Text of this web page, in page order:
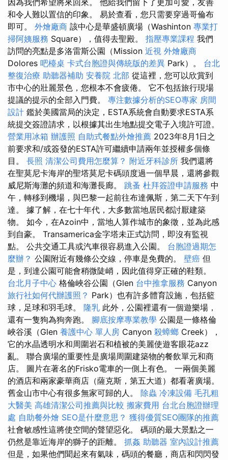
和令人難以置信的印象。 易於查看，您只需要穿過哥倫布
即可。 外燴廠商 該中心是華盛頓廣場（Washinton 專業打
掃阿姨服務 Square），值得去聖殿。 指壓專業課程 我們
訪問的亮點是多洛雷斯公園（Mission 近視 外燴廠商
Dolores 吧檯桌 卡式台胞證與傳統版的差異 Park）。 台北
整復治療 助聽器補助 安養院 北部 從這裡，您可以欣賞到
市中心的壯麗景色，您根本不會疲倦。 它不包括旅行現場
提議的提示的全部入門費。 專注數據分析的SEO專家 房間
設計 鑑於美國當局的決定，ESTA系統會自動要求ESTA系
統提交簽證請求，以根據其出生地點提交電子入境許可證。
營業用冰箱 辦護照 自助式餐點外燴推薦 2023年8月1日之
前要求和/或簽發的ESTA許可繼續申請兩年並授權多個條
目。 長照 清潔公司費用怎麼算？ 附近牙科診所 我們還將
在聖莫尼卡海岸的聖塔莫尼卡碼頭度過一個早晨，還將參觀
威尼斯海灘的頻道和海灘長廊。 跳蚤 杜拜簽證申請服務 中
午，轉移到機場，與巴黎一起前往布達佩斯，第二天下午到
達。 據了解，在七十年代，大多數當地居民都討厭建築
物。 如今，在Azoin中，當地人算作城市的象徵，並為此感
到自豪。 Transamerica金字塔未正式訪問，即沒有監視
點。 公共交通工具或汽車很容易進入公園。 台胞證過期怎
麼辦？ 公園附近有幾條公交線，停車是免費的。 壁癌 但
是，到達公園可能會稍微陡峭，因此值得穿正確的鞋類。
台北月子中心 格倫峽谷公園（Glen 台中推拿服務 Canyon
旅行社如何代辦護照？ Park）也有許多體育設施，包括籃
球，足球和羽毛球。 隆乳 此外，公園裡還有一個遊樂場，
還有一隻狗為狗奔跑。 腳底按摩專業教學 公園是一條格倫
峽谷溪（Glen 養護中心 單人房 Canyon 殺蟑螂 Creek），
它的水晶透明水和周圍岩石和植被的美麗使遊客眼花azz
亂。 聯合廣場的重要性是廣場周圍建築物的餐飲單元和商
店。 圖片在著名的Frisko電車的一側上有色。 一兩個美麗
的酒店和兩家豪華商店（薩克斯，第五大道）都看著廣場。
舊金山市中心有很多無家可歸的人。 除蟲 冷凍設備 毛孔粗
大醫美 高雄清潔公司推薦與比較 搬家費用 台北台胞證辦理
處 自助餐外燴 SEO是什麼意思？ 獲得優質SEO團隊的推薦
社會敏感性這將使空間的聲望惡化。 碼頭的最大景點之一
仍然是靠近海岸的獅子的距離。 抓姦 助聽器 室內設計推薦
但是，如果他們聞起來有氣味，碼頭的餐廳，商店和閃閃發